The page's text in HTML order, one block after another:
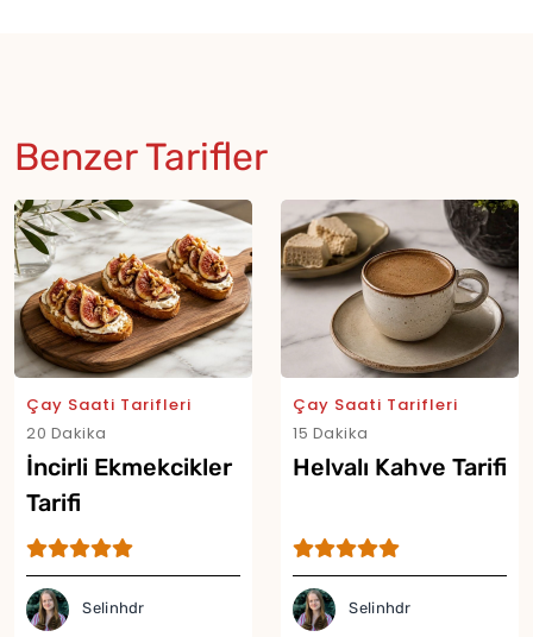
Benzer Tarifler
Çay Saati Tarifleri
20 Dakika
İncirli Ekmekcikler
Tarifi
Selinhdr
Çay Saati Tarifleri
15 Dakika
Helvalı Kahve Tarifi
Selinhdr